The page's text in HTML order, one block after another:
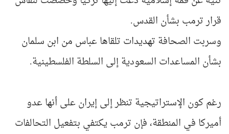
قرار ترمب بشأن القدس.
وسربت الصحافة تهديدات تلقاها عباس من ابن سلمان
بشأن المساعدات السعودية إلى السلطة الفلسطينية.
رغم كون الإستراتيجية تنظر إلى إيران على أنها عدو
أميركا في المنطقة، فإن ترمب يكتفي بتفعيل التحالفات